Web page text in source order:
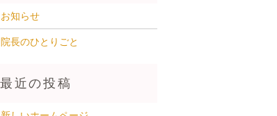
お知らせ
院長のひとりごと